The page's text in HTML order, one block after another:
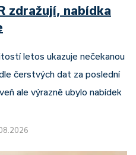
zdražují, nabídka
letos ukazuje nečekanou
čerstvých dat za poslední
ale výrazně ubylo nabídek